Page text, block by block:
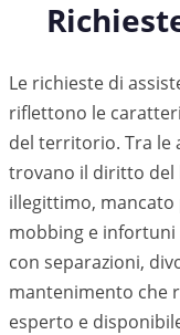
Le richieste di
riflettono le
del territorio. Tra le
trovano il diritto del
illegittimo, mancato
mobbing e
con separazioni,
mantenimento che
esperto e